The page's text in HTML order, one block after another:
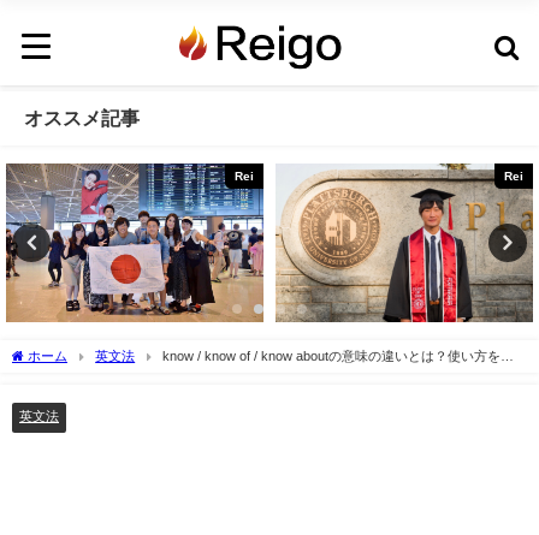
オススメ記事
Rei Rei
ホーム 英文法
know / know of / know aboutの意味の違いとは？使い方を解
英文法